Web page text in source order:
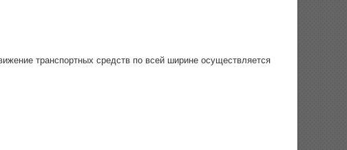
транспортных средств по всей ширине осуществляется